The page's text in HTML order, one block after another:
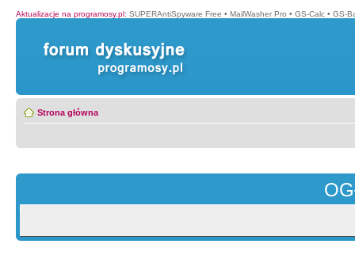
Aktualizacje na programosy.pl: SUPERAntiSpyware Free • MailWasher Pro • GS-Calc • GS-
Strona główna